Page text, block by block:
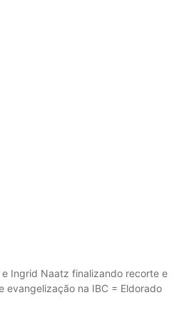
Ingrid Naatz finalizando recorte e
evangelização na IBC = Eldorado